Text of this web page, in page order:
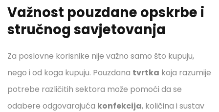
Važnost pouzdane opskrbe i
stručnog savjetovanja
Za poslovne korisnike nije važno samo što kupuju,
nego i od koga kupuju. Pouzdana tvrtka koja razumije
potrebe različitih sektora može pomoći da se
odabere odgovarajuća konfekcija, količina i sustav